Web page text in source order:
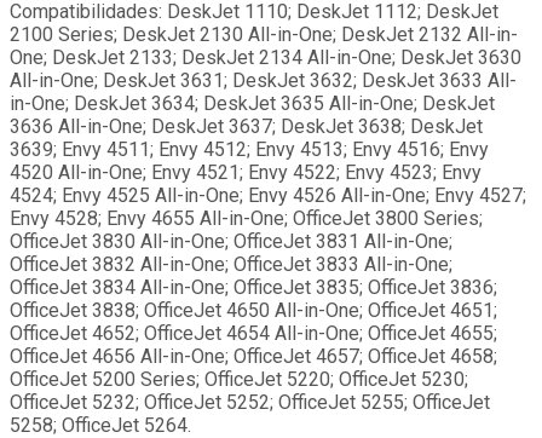
Compatibilidades: DeskJet 1110; DeskJet 1112; DeskJet
2100 Series; DeskJet 2130 All-in-One; DeskJet 2132 All-in-
One; DeskJet 2133; DeskJet 2134 All-in-One; DeskJet 3630
All-in-One; DeskJet 3631; DeskJet 3632; DeskJet 3633 All-
in-One; DeskJet 3634; DeskJet 3635 All-in-One; DeskJet
3636 All-in-One; DeskJet 3637; DeskJet 3638; DeskJet
3639; Envy 4511; Envy 4512; Envy 4513; Envy 4516; Envy
4520 All-in-One; Envy 4521; Envy 4522; Envy 4523; Envy
4524; Envy 4525 All-in-One; Envy 4526 All-in-One; Envy 4527;
Envy 4528; Envy 4655 All-in-One; OfficeJet 3800 Series;
OfficeJet 3830 All-in-One; OfficeJet 3831 All-in-One;
OfficeJet 3832 All-in-One; OfficeJet 3833 All-in-One;
OfficeJet 3834 All-in-One; OfficeJet 3835; OfficeJet 3836;
OfficeJet 3838; OfficeJet 4650 All-in-One; OfficeJet 4651;
OfficeJet 4652; OfficeJet 4654 All-in-One; OfficeJet 4655;
OfficeJet 4656 All-in-One; OfficeJet 4657; OfficeJet 4658;
OfficeJet 5200 Series; OfficeJet 5220; OfficeJet 5230;
OfficeJet 5232; OfficeJet 5252; OfficeJet 5255; OfficeJet
5258; OfficeJet 5264.